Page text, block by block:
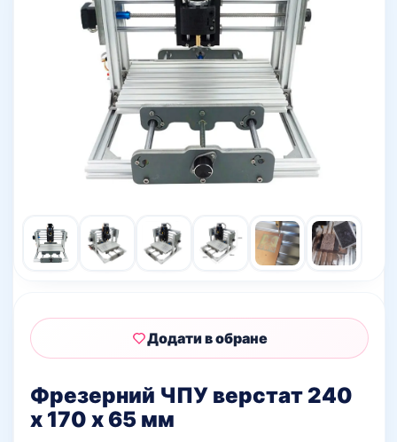
Фрезерний ЧПУ верстат 240
х 170 х 65 мм
Додати в обране